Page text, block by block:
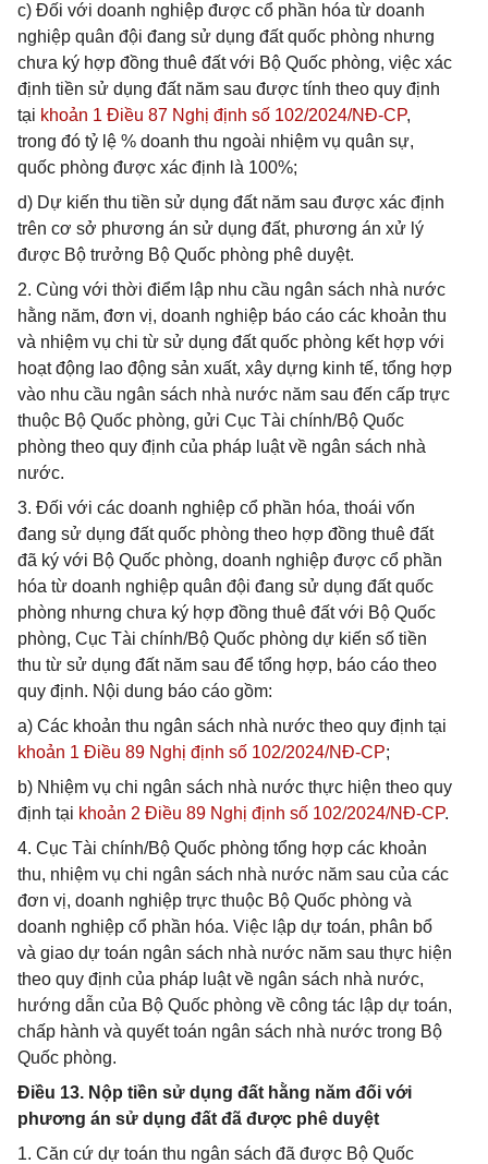
c) Đối với doanh nghiệp được cổ phần hóa từ doanh
nghiệp quân đội đang sử dụng đất quốc phòng nhưng
chưa ký hợp đồng thuê đất với Bộ Quốc phòng, việc xác
định tiền sử dụng đất năm sau được tính theo quy định
tại khoản 1 Điều 87 Nghị định số 102/2024/NĐ-CP,
trong đó tỷ lệ % doanh thu ngoài nhiệm vụ quân sự,
quốc phòng được xác định là 100%;
d) Dự kiến thu tiền sử dụng đất năm sau được xác định
trên cơ sở phương án sử dụng đất, phương án xử lý
được Bộ trưởng Bộ Quốc phòng phê duyệt.
2. Cùng với thời điểm lập nhu cầu ngân sách nhà nước
hằng năm, đơn vị, doanh nghiệp báo cáo các khoản thu
và nhiệm vụ chi từ sử dụng đất quốc phòng kết hợp với
hoạt động lao động sản xuất, xây dựng kinh tế, tổng hợp
vào nhu cầu ngân sách nhà nước năm sau đến cấp trực
thuộc Bộ Quốc phòng, gửi Cục Tài chính/Bộ Quốc
phòng theo quy định của pháp luật về ngân sách nhà
nước.
3. Đối với các doanh nghiệp cổ phần hóa, thoái vốn
đang sử dụng đất quốc phòng theo hợp đồng thuê đất
đã ký với Bộ Quốc phòng, doanh nghiệp được cổ phần
hóa từ doanh nghiệp quân đội đang sử dụng đất quốc
phòng nhưng chưa ký hợp đồng thuê đất với Bộ Quốc
phòng, Cục Tài chính/Bộ Quốc phòng dự kiến số tiền
thu từ sử dụng đất năm sau để tổng hợp, báo cáo theo
quy định. Nội dung báo cáo gồm:
a) Các khoản thu ngân sách nhà nước theo quy định tại
khoản 1 Điều 89 Nghị định số 102/2024/NĐ-CP;
b) Nhiệm vụ chi ngân sách nhà nước thực hiện theo quy
định tại khoản 2 Điều 89 Nghị định số 102/2024/NĐ-CP.
4. Cục Tài chính/Bộ Quốc phòng tổng hợp các khoản
thu, nhiệm vụ chi ngân sách nhà nước năm sau của các
đơn vị, doanh nghiệp trực thuộc Bộ Quốc phòng và
doanh nghiệp cổ phần hóa. Việc lập dự toán, phân bổ
và giao dự toán ngân sách nhà nước năm sau thực hiện
theo quy định của pháp luật về ngân sách nhà nước,
hướng dẫn của Bộ Quốc phòng về công tác lập dự toán,
chấp hành và quyết toán ngân sách nhà nước trong Bộ
Quốc phòng.
Điều 13. Nộp tiền sử dụng đất hằng năm đối với
phương án sử dụng đất đã được phê duyệt
1. Căn cứ dự toán thu ngân sách đã được Bộ Quốc